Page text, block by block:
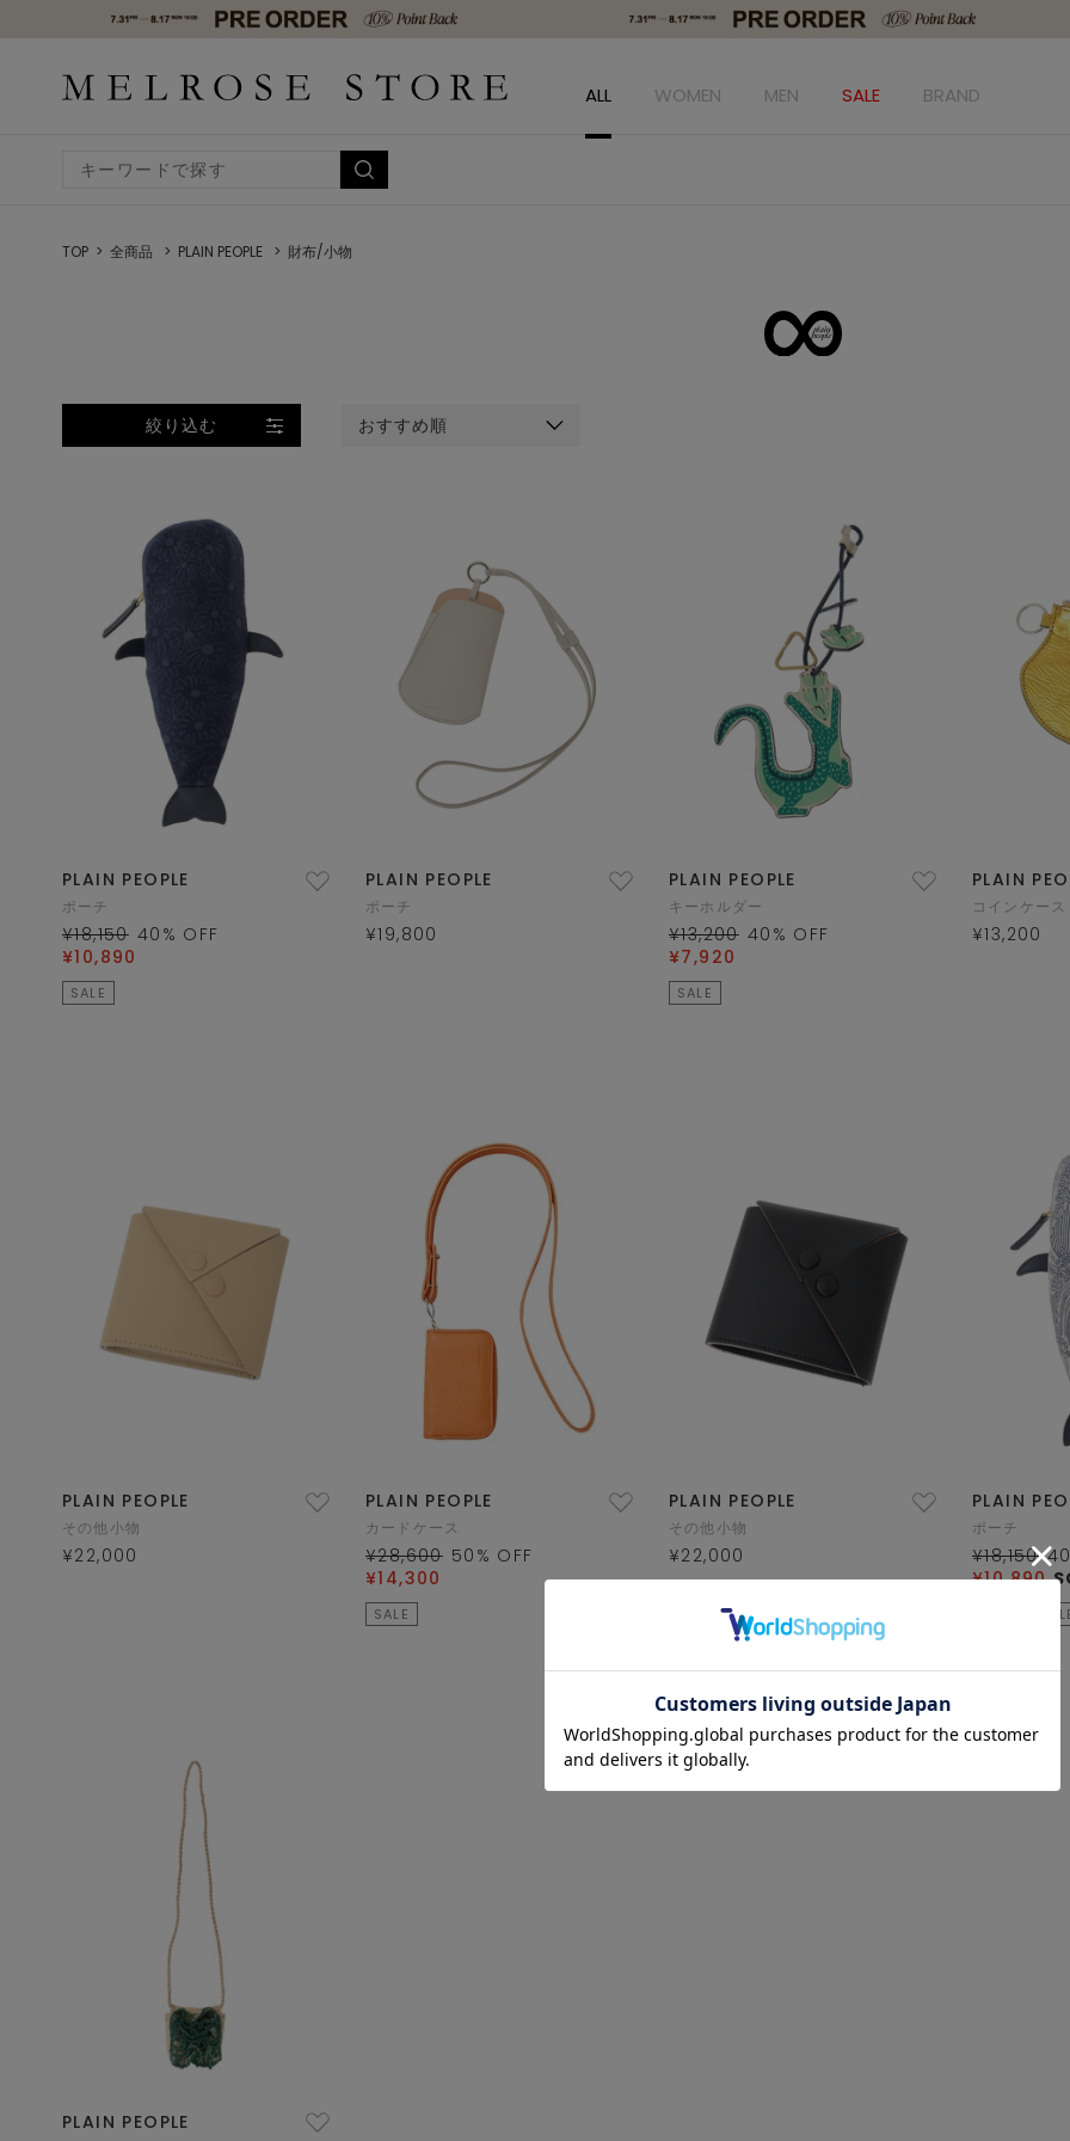
ALL WOMEN MEN SALE BRAND
TOP 全商品 PLAIN PEOPLE 財布/小物
絞り込む おすすめ順
PLAIN PEOPLE
ポーチ
¥18,150 40 % OFF
¥10,890
SALE
PLAIN PEOPLE
ポーチ
¥19,800
PLAIN PEOPLE
キーホルダー
¥13,200 40 % OFF
¥7,920
SALE
PLAIN
コインケース
¥13,200
PLAIN PEOPLE
その他小物
¥22,000
PLAIN PEOPLE
カードケース
¥28,600 50 % OFF
¥14,300
SALE
PLAIN PEOPLE
その他小物
¥22,000
PLAIN
ポーチ
¥18,150
¥10,890
PLAIN PEOPLE